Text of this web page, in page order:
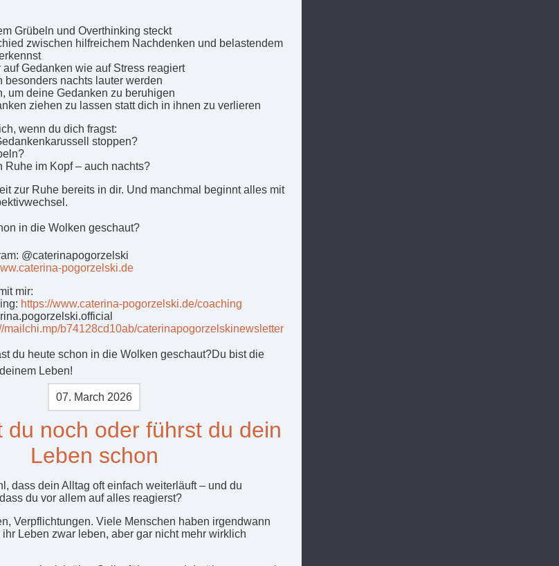
Grübeln und Overthinking steckt
zwischen hilfreichem Nachdenken und belastendem
Gedanken wie auf Stress reagiert
besonders nachts lauter werden
um deine Gedanken zu beruhigen
ziehen zu lassen statt dich in ihnen zu verlieren
wenn du dich fragst:
stoppen?
Ruhe im Kopf – auch nachts?
zur Ruhe bereits in dir. Und manchmal beginnt alles mit
in die Wolken geschaut?
@caterinapogorzelski
pogorzelski.de
mir:
https://www.caterina-pogorzelski.de/coaching
mailchi.mp/b74128cd10ab/caterinapogorzelskinewsletter
du heute schon in die Wolken geschaut?Du bist die
Leben!
07. March 2026
du noch oder führst du dein
Leben schon
dass dein Alltag oft einfach weiterläuft – und du
du vor allem auf alles reagierst?
Verpflichtungen. Viele Menschen haben irgendwann
Leben zwar leben, aber gar nicht mehr wirklich